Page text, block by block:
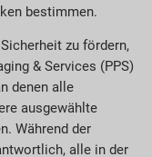
bestimmen.
zu fördern,
& Services (PPS)
denen alle
ausgewählte
Während der
alle in der